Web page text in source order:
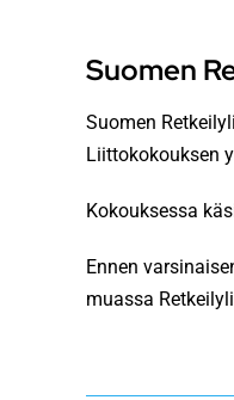
Suomen
Suomen
Liittokokouksen
Kokouksessa
Ennen
muassa